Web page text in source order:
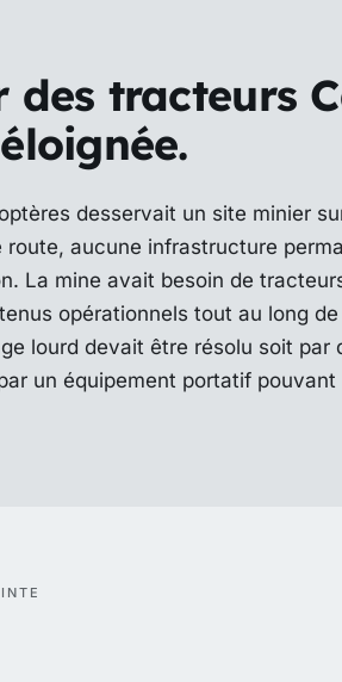
des tracteurs
desservait un site minier
route, aucune infrastructure
La mine avait besoin de
opérationnels tout au long
lourd devait être résolu soit par
un équipement portatif